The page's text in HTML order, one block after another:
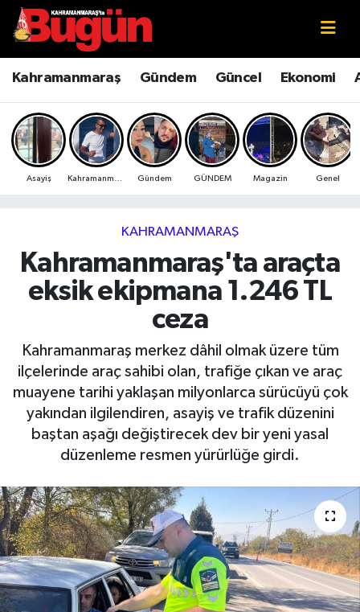
Kahramanmaraş Gündem Güncel Ekonomi
Asayiş Gündem GÜNDEM Magazin Genel
KAHRAMANMARAŞ
Kahramanmaraş'ta araçta
eksik ekipmana 1.246 TL
ceza
Kahramanmaraş merkez dâhil olmak üzere tüm
ilçelerinde araç sahibi olan, trafiğe çıkan ve araç
muayene tarihi yaklaşan milyonlarca sürücüyü çok
yakından ilgilendiren, asayiş ve trafik düzenini
baştan aşağı değiştirecek dev bir yeni yasal
düzenleme resmen yürürlüğe girdi.
Kahramanmaraş
Kahramanmaraş Sokak Röportajları
Bilim ve Teknoloji
Çevre
Ekonomi
Güncel
Haberde İnsan
Kültür Sanat
Manşet Altı
Manşetler
Resmi İlan
Kahramanmaraş Nöbetçi Eczaneler
Kahramanmaraş Hava Durumu
Kahramanmaraş Namaz Vakitleri
Kahramanmaraş Trafik Yoğunluk Haritası
Süper Lig Puan Durumu ve Fikstür
Tüm Manşetler
Son Dakika Haberleri
Haber Arşivi